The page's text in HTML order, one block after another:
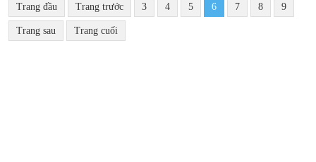
Trang đầu Trang trước 3 4 5 6 7 8 9
Trang sau Trang cuối